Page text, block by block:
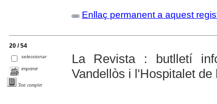
Enllaç permanent a aquest
20 / 54
seleccionar
imprimir
Text complet
La Revista : butlletí
Vandellòs i l'Hospitalet de